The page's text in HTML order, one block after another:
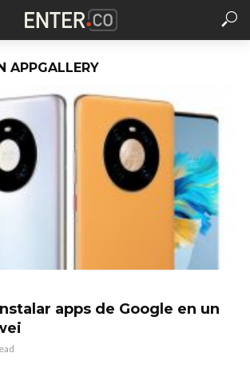
APPGALLERY
apps de Google en un